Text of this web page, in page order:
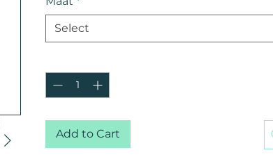
Select
Add to Cart